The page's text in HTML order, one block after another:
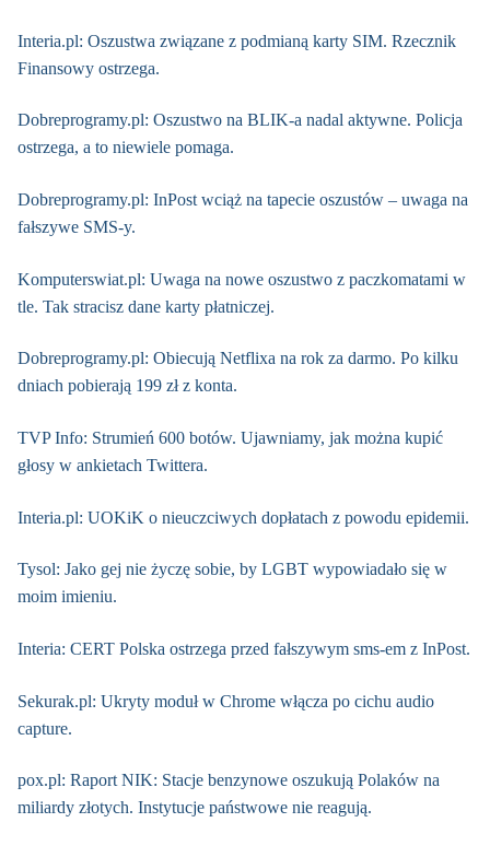
Interia.pl: Oszustwa związane z podmianą karty SIM. Rzecznik
Finansowy ostrzega.
Dobreprogramy.pl: Oszustwo na BLIK-a nadal aktywne. Policja
ostrzega, a to niewiele pomaga.
Dobreprogramy.pl: InPost wciąż na tapecie oszustów – uwaga na
fałszywe SMS-y.
Komputerswiat.pl: Uwaga na nowe oszustwo z paczkomatami w
tle. Tak stracisz dane karty płatniczej.
Dobreprogramy.pl: Obiecują Netflixa na rok za darmo. Po kilku
dniach pobierają 199 zł z konta.
TVP Info: Strumień 600 botów. Ujawniamy, jak można kupić
głosy w ankietach Twittera.
Interia.pl: UOKiK o nieuczciwych dopłatach z powodu epidemii.
Tysol: Jako gej nie życzę sobie, by LGBT wypowiadało się w
moim imieniu.
Interia: CERT Polska ostrzega przed fałszywym sms-em z InPost.
Sekurak.pl: Ukryty moduł w Chrome włącza po cichu audio
capture.
pox.pl: Raport NIK: Stacje benzynowe oszukują Polaków na
miliardy złotych. Instytucje państwowe nie reagują.